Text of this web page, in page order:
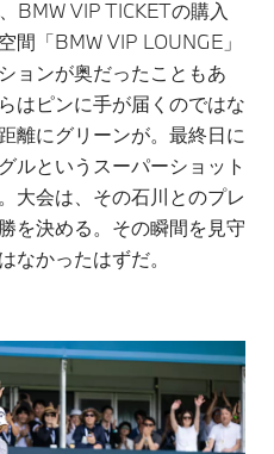
BMW VIP TICKETの購入
間「BMW VIP LOUNGE」
ョンが奥だったこともあ
はピンに手が届くのではな
離にグリーンが。最終日に
ルというスーパーショット
大会は、その石川とのプレ
を決める。その瞬間を見守
なかったはずだ。